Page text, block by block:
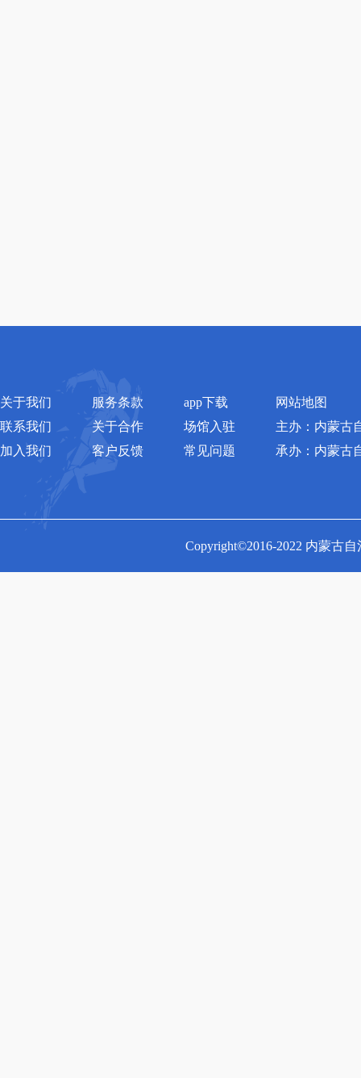
关于我们
联系我们
加入我们
服务条款
关于合作
客户反馈
app下载
场馆入驻
常见问题
网站地图
主办：内蒙古
承办：内蒙古
Copyright©2016-2022 内蒙古